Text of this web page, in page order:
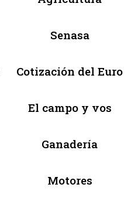
Senasa
Cotización del Euro
El campo y vos
Ganadería
Motores